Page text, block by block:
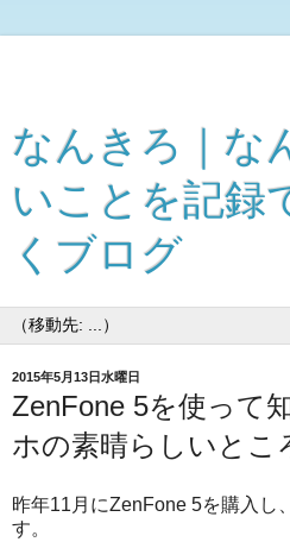
なんきろ｜な
いことを記録
くブログ
2015年5月13日水曜日
ZenFone 5を使って
ホの素晴らしいとこ
昨年11月にZenFone 5を購入し
す。